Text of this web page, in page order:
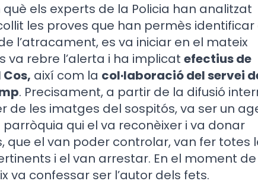
què els experts de la Policia han analitzat
les proves que han permès identificar
l’atracament, es va iniciar en el mateix
va rebre l’alerta i ha implicat efectius de
així com la col·laboració del servei
. Precisament, a partir de la difusió
de les imatges del sospitós, va ser un
qui el va reconèixer i va donar
que el van poder controlar, van fer totes
i el van arrestar. En el moment de
va confessar ser l’autor dels fets.